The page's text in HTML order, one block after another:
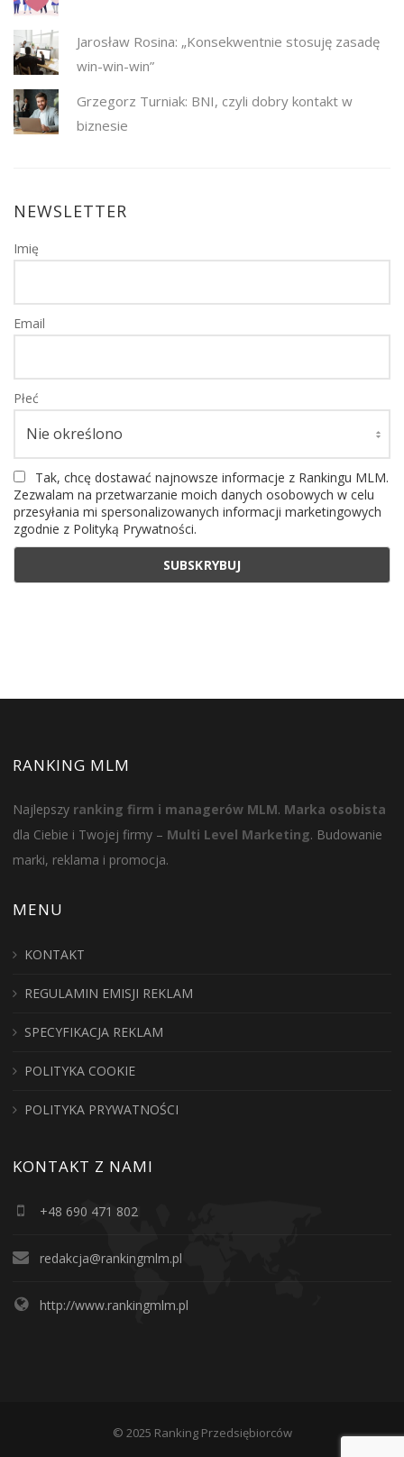
Jarosław Rosina: „Konsekwentnie stosuję zasadę
win-win-win”
Grzegorz Turniak: BNI, czyli dobry kontakt w
biznesie
NEWSLETTER
Imię
Email
Płeć
Tak, chcę dostawać najnowsze informacje z Rankingu MLM.
Zezwalam na przetwarzanie moich danych osobowych w celu
przesyłania mi spersonalizowanych informacji marketingowych
zgodnie z Polityką Prywatności.
RANKING MLM
Najlepszy ranking firm i managerów MLM. Marka osobista
dla Ciebie i Twojej firmy – Multi Level Marketing. Budowanie
marki, reklama i promocja.
MENU
KONTAKT
REGULAMIN EMISJI REKLAM
SPECYFIKACJA REKLAM
POLITYKA COOKIE
POLITYKA PRYWATNOŚCI
KONTAKT Z NAMI
+48 690 471 802
redakcja@rankingmlm.pl
http://www.rankingmlm.pl
© 2025 Ranking Przedsiębiorców